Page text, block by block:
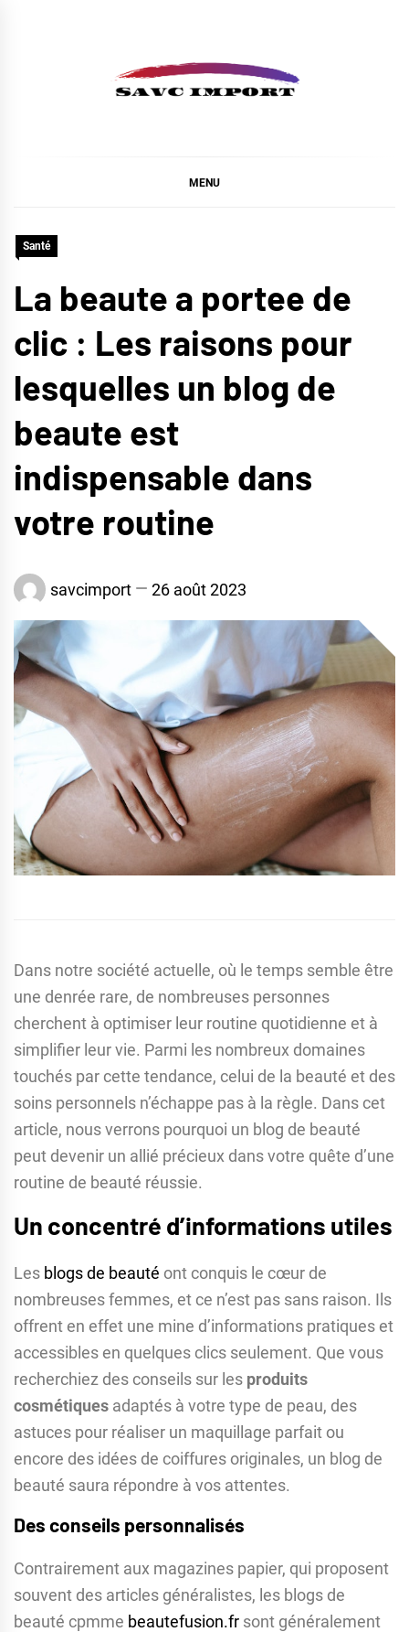
MENU
Santé
La beaute a portee de
clic : Les raisons pour
lesquelles un blog de
beaute est
indispensable dans
votre routine
savcimport 26 août 2023
Dans notre société actuelle, où le temps semble être
une denrée rare, de nombreuses personnes
cherchent à optimiser leur routine quotidienne et à
simplifier leur vie. Parmi les nombreux domaines
touchés par cette tendance, celui de la beauté et des
soins personnels n’échappe pas à la règle. Dans cet
article, nous verrons pourquoi un blog de beauté
peut devenir un allié précieux dans votre quête d’une
routine de beauté réussie.
Un concentré d’informations utiles
Les blogs de beauté ont conquis le cœur de
nombreuses femmes, et ce n’est pas sans raison. Ils
offrent en effet une mine d’informations pratiques et
accessibles en quelques clics seulement. Que vous
recherchiez des conseils sur les produits
cosmétiques adaptés à votre type de peau, des
astuces pour réaliser un maquillage parfait ou
encore des idées de coiffures originales, un blog de
beauté saura répondre à vos attentes.
Des conseils personnalisés
Contrairement aux magazines papier, qui proposent
souvent des articles généralistes, les blogs de
beauté cpmme beautefusion.fr sont généralement